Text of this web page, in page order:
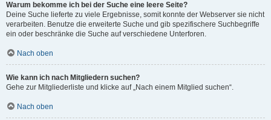
Warum bekomme ich bei der Suche eine leere Seite?
Deine Suche lieferte zu viele Ergebnisse, somit konnte der Webserver sie nicht
verarbeiten. Benutze die erweiterte Suche und gib spezifischere Suchbegriffe
ein oder beschränke die Suche auf verschiedene Unterforen.
Nach oben
Wie kann ich nach Mitgliedern suchen?
Gehe zur Mitgliederliste und klicke auf „Nach einem Mitglied suchen“.
Nach oben